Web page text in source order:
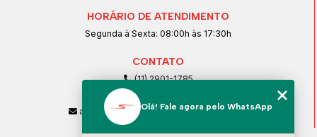
HORÁRIO DE ATENDIMENTO
Segunda à Sexta: 08:00h às 17:30h
CONTATO
(11) 2901-1785
(11) 99239-1832
atendimento@santeccopiadoras.com.br
Olá! Fale agora pelo WhatsApp